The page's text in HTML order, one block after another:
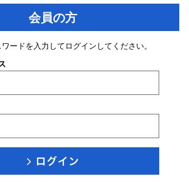
会員の方
ードを入力してログインしてください。